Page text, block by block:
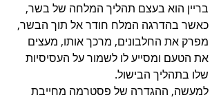
בריין הוא בעצם תהליך המלחה של בשר,
כאשר בהדרגה המלח חודר אל תוך הבשר,
מפרק את החלבונים, מרכך אותו, מעצים
את הטעם ומסייע לו לשמור על העסיסיות
שלו בתהליך הבישול.
למעשה, ההגדרה של פסטרמה מחייבת